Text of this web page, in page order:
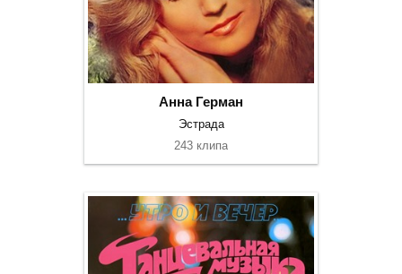
Анна Герман
Эстрада
243 клипа